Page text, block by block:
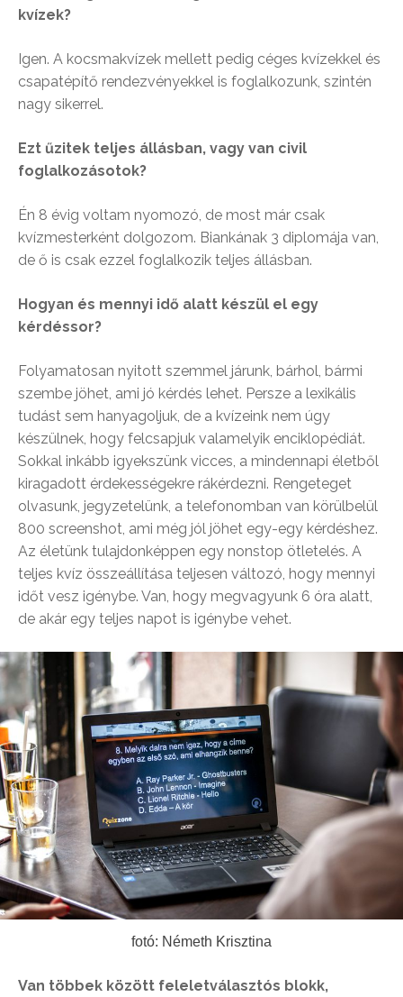
kvízek?
Igen. A kocsmakvízek mellett pedig céges kvízekkel és
csapatépítő rendezvényekkel is foglalkozunk, szintén
nagy sikerrel.
Ezt űzitek teljes állásban, vagy van civil
foglalkozásotok?
Én 8 évig voltam nyomozó, de most már csak
kvízmesterként dolgozom. Biankának 3 diplomája van,
de ő is csak ezzel foglalkozik teljes állásban.
Hogyan és mennyi idő alatt készül el egy
kérdéssor?
Folyamatosan nyitott szemmel járunk, bárhol, bármi
szembe jöhet, ami jó kérdés lehet. Persze a lexikális
tudást sem hanyagoljuk, de a kvízeink nem úgy
készülnek, hogy felcsapjuk valamelyik enciklopédiát.
Sokkal inkább igyekszünk vicces, a mindennapi életből
kiragadott érdekességekre rákérdezni. Rengeteget
olvasunk, jegyzetelünk, a telefonomban van körülbelül
800 screenshot, ami még jól jöhet egy-egy kérdéshez.
Az életünk tulajdonképpen egy nonstop ötletelés. A
teljes kvíz összeállítása teljesen változó, hogy mennyi
időt vesz igénybe. Van, hogy megvagyunk 6 óra alatt,
de akár egy teljes napot is igénybe vehet.
fotó: Németh Krisztina
Van többek között feleletválasztós blokk,